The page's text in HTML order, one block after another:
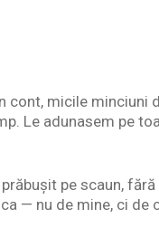
cont, micile minciuni
Le adunasem pe
pe scaun, fără
— nu de mine, ci de